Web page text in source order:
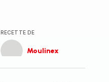
RECETTE DE
Moulinex